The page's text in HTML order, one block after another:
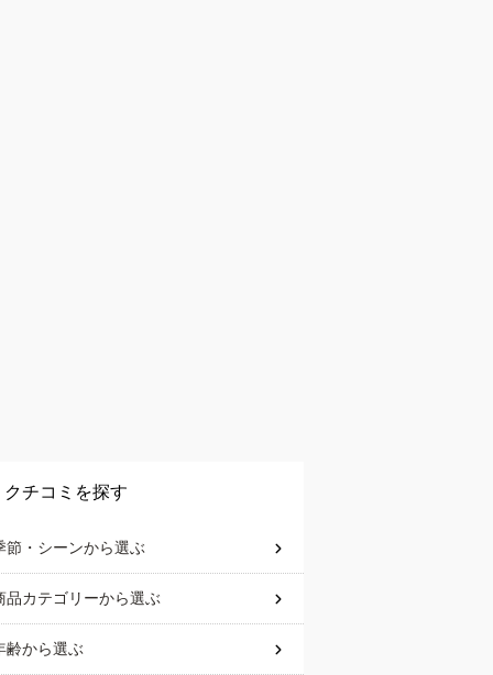
クチコミを探す
節・シーンから選ぶ
品カテゴリーから選ぶ
齢から選ぶ